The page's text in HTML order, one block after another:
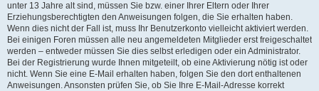
unter 13 Jahre alt sind, müssen Sie bzw. einer Ihrer Eltern oder Ihrer
Erziehungsberechtigten den Anweisungen folgen, die Sie erhalten haben.
Wenn dies nicht der Fall ist, muss Ihr Benutzerkonto vielleicht aktiviert werden.
Bei einigen Foren müssen alle neu angemeldeten Mitglieder erst freigeschaltet
werden – entweder müssen Sie dies selbst erledigen oder ein Administrator.
Bei der Registrierung wurde Ihnen mitgeteilt, ob eine Aktivierung nötig ist oder
nicht. Wenn Sie eine E-Mail erhalten haben, folgen Sie den dort enthaltenen
Anweisungen. Ansonsten prüfen Sie, ob Sie Ihre E-Mail-Adresse korrekt